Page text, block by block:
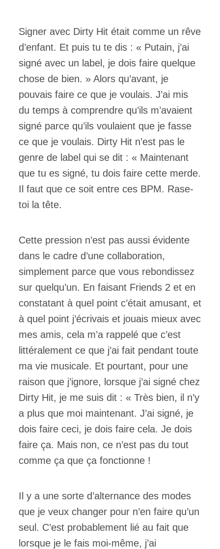
Signer avec Dirty Hit était comme un rêve
d’enfant. Et puis tu te dis : « Putain, j’ai
signé avec un label, je dois faire quelque
chose de bien. » Alors qu’avant, je
pouvais faire ce que je voulais. J’ai mis
du temps à comprendre qu’ils m’avaient
signé parce qu’ils voulaient que je fasse
ce que je voulais. Dirty Hit n’est pas le
genre de label qui se dit : « Maintenant
que tu es signé, tu dois faire cette merde.
Il faut que ce soit entre ces BPM. Rase-
toi la tête.
Cette pression n’est pas aussi évidente
dans le cadre d’une collaboration,
simplement parce que vous rebondissez
sur quelqu’un. En faisant Friends 2 et en
constatant à quel point c’était amusant, et
à quel point j’écrivais et jouais mieux avec
mes amis, cela m’a rappelé que c’est
littéralement ce que j’ai fait pendant toute
ma vie musicale. Et pourtant, pour une
raison que j’ignore, lorsque j’ai signé chez
Dirty Hit, je me suis dit : « Très bien, il n’y
a plus que moi maintenant. J’ai signé, je
dois faire ceci, je dois faire cela. Je dois
faire ça. Mais non, ce n’est pas du tout
comme ça que ça fonctionne !
Il y a une sorte d’alternance des modes
que je veux changer pour n’en faire qu’un
seul. C’est probablement lié au fait que
lorsque je le fais moi-même, j’ai